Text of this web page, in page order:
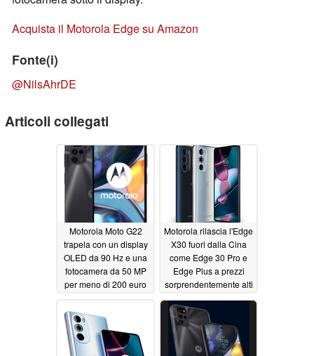
Acquista il Motorola Edge su Amazon
Fonte(i)
@NilsAhrDE
Articoli collegati
Motorola Moto G22
trapela con un display
OLED da 90 Hz e una
fotocamera da 50 MP
per meno di 200 euro
Motorola rilascia l'Edge
X30 fuori dalla Cina
come Edge 30 Pro e
Edge Plus a prezzi
sorprendentemente alti
02/25/2022